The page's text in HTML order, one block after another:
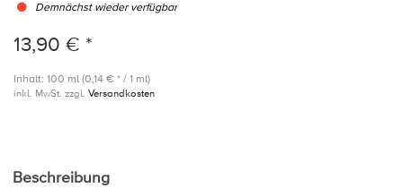
Demnächst wieder verfügbar
13,90 € *
Inhalt: 100 ml (0,14 € * / 1 ml)
inkl. MwSt. zzgl. Versandkosten
Beschreibung